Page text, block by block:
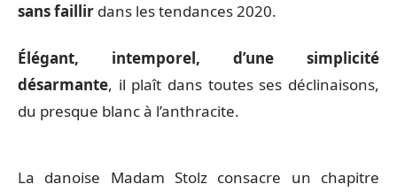
sans faillir dans les tendances 2020.
Élégant, intemporel, d’une simplicité
désarmante, il plaît dans toutes ses déclinaisons,
du presque blanc à l’anthracite.
La danoise Madam Stolz consacre un chapitre